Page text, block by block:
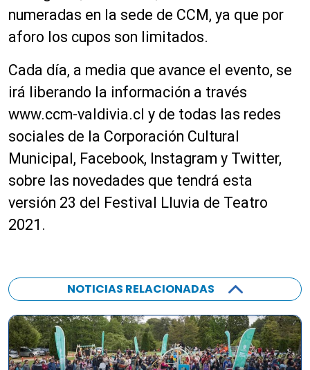
numeradas en la sede de CCM, ya que por
aforo los cupos son limitados.
Cada día, a media que avance el evento, se
irá liberando la información a través
www.ccm-valdivia.cl y de todas las redes
sociales de la Corporación Cultural
Municipal, Facebook, Instagram y Twitter,
sobre las novedades que tendrá esta
versión 23 del Festival Lluvia de Teatro
2021.
NOTICIAS RELACIONADAS